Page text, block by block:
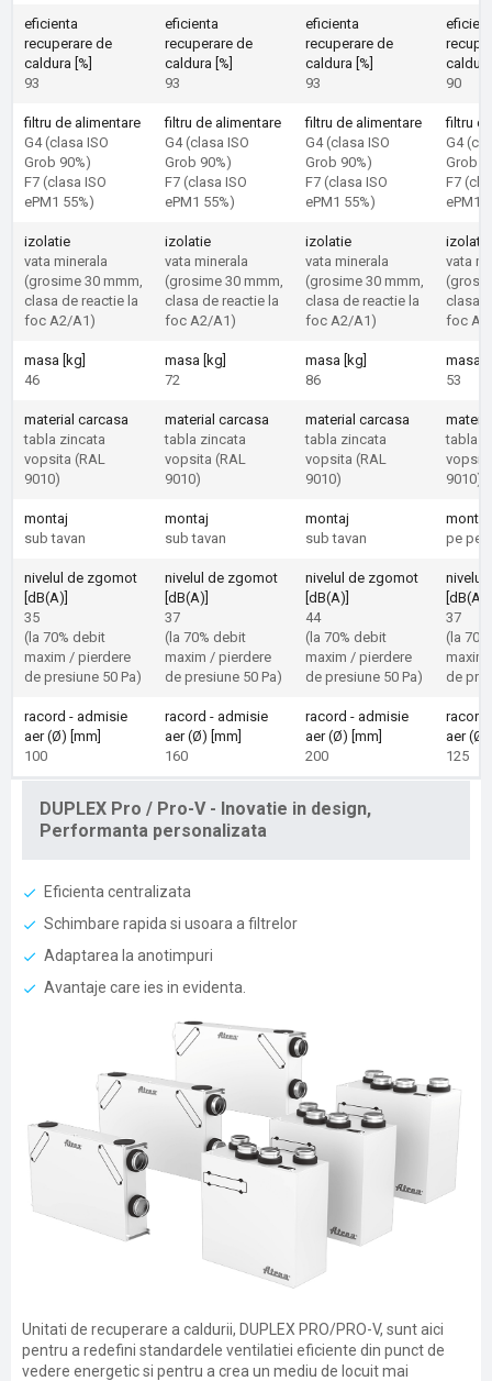
eficienta
recuperare de
caldura [%]
93
eficienta
recuperare de
caldura [%]
93
eficienta
recuperare de
caldura [%]
93
90
filtru de alimentare
G4 (clasa ISO
Grob 90%)
F7 (clasa ISO
ePM1 55%)
filtru de alimentare
G4 (clasa ISO
Grob 90%)
F7 (clasa ISO
ePM1 55%)
filtru de alimentare
G4 (clasa ISO
Grob 90%)
F7 (clasa ISO
ePM1 55%)
filtru
G4
Grob
F7
ePM1
izolatie
vata minerala
(grosime 30 mmm,
clasa de reactie la
foc A2/A1)
izolatie
vata minerala
(grosime 30 mmm,
clasa de reactie la
foc A2/A1)
izolatie
vata minerala
(grosime 30 mmm,
clasa de reactie la
foc A2/A1)
izolatie
vata
clasa
foc
masa [kg]
46
masa [kg]
72
masa [kg]
86
masa
53
material carcasa
tabla zincata
vopsita (RAL
9010)
material carcasa
tabla zincata
vopsita (RAL
9010)
material carcasa
tabla zincata
vopsita (RAL
9010)
tabla
9010)
montaj
sub tavan
montaj
sub tavan
montaj
sub tavan
montaj
pe
nivelul de zgomot
[dB(A)]
35
(la 70% debit
maxim / pierdere
de presiune 50 Pa)
nivelul de zgomot
[dB(A)]
37
(la 70% debit
maxim / pierdere
de presiune 50 Pa)
nivelul de zgomot
[dB(A)]
44
(la 70% debit
maxim / pierdere
de presiune 50 Pa)
nivelul
[dB(A)]
37
(la
maxim
de
racord - admisie
aer (Ø) [mm]
100
racord - admisie
aer (Ø) [mm]
160
racord - admisie
aer (Ø) [mm]
200
racord
aer (Ø)
125
DUPLEX Pro / Pro-V - Inovatie in design,
Performanta personalizata
Eficienta centralizata
Schimbare rapida si usoara a filtrelor
Adaptarea la anotimpuri
Avantaje care ies in evidenta.
Unitati de recuperare a caldurii, DUPLEX PRO/PRO-V, sunt aici
pentru a redefini standardele ventilatiei eficiente din punct de
vedere energetic si pentru a crea un mediu de locuit mai